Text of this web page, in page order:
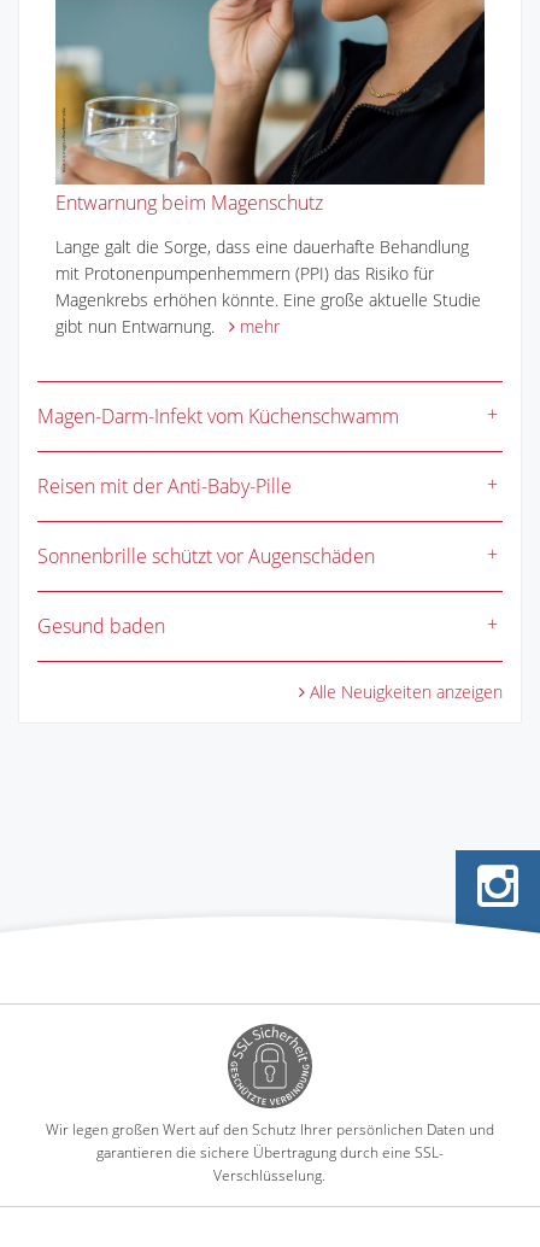
Entwarnung beim Magenschutz
Lange galt die Sorge, dass eine dauerhafte Behandlung
mit Protonenpumpenhemmern (PPI) das Risiko für
Magenkrebs erhöhen könnte. Eine große aktuelle Studie
gibt nun Entwarnung.
mehr
Magen-Darm-Infekt vom Küchenschwamm
Reisen mit der Anti-Baby-Pille
Sonnenbrille schützt vor Augenschäden
Gesund baden
Alle Neuigkeiten anzeigen
Wir legen großen Wert auf den Schutz Ihrer persönlichen Daten und
garantieren die sichere Übertragung durch eine SSL-
Verschlüsselung.